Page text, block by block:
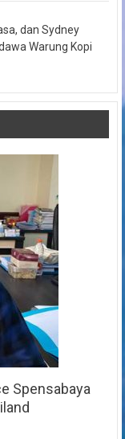
dan Sydney
Warung Kopi
Spensabaya